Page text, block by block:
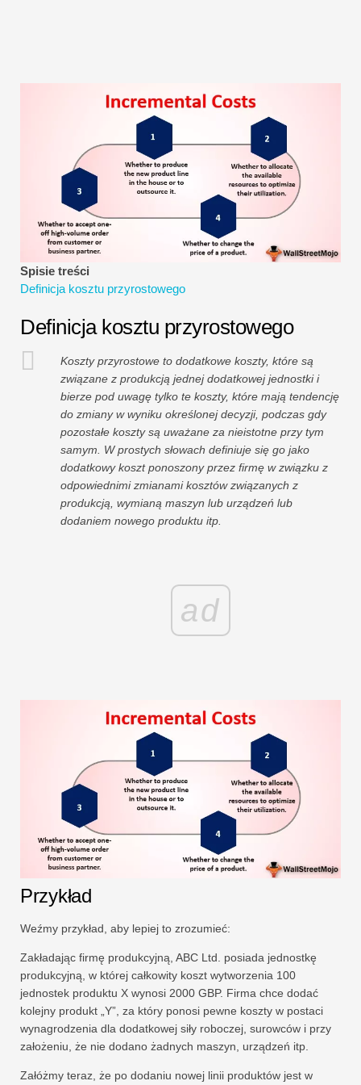
Spisie treści
Definicja kosztu przyrostowego
Definicja kosztu przyrostowego
Koszty przyrostowe to dodatkowe koszty, które są
związane z produkcją jednej dodatkowej jednostki i
bierze pod uwagę tylko te koszty, które mają tendencję
do zmiany w wyniku określonej decyzji, podczas gdy
pozostałe koszty są uważane za nieistotne przy tym
samym. W prostych słowach definiuje się go jako
dodatkowy koszt ponoszony przez firmę w związku z
odpowiednimi zmianami kosztów związanych z
produkcją, wymianą maszyn lub urządzeń lub
dodaniem nowego produktu itp.
ad
Przykład
Weźmy przykład, aby lepiej to zrozumieć:
Zakładając firmę produkcyjną, ABC Ltd. posiada jednostkę
produkcyjną, w której całkowity koszt wytworzenia 100
jednostek produktu X wynosi 2000 GBP. Firma chce dodać
kolejny produkt „Y”, za który ponosi pewne koszty w postaci
wynagrodzenia dla dodatkowej siły roboczej, surowców i przy
założeniu, że nie dodano żadnych maszyn, urządzeń itp.
Załóżmy teraz, że po dodaniu nowej linii produktów jest w